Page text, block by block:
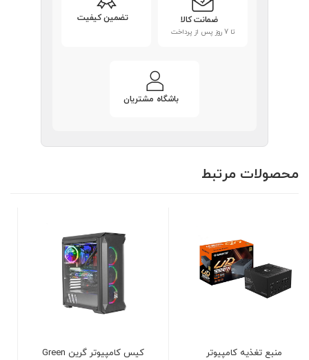
ضمانت کالا
تا 7 روز پس از پرداخت
تضمین کیفیت
باشگاه مشتریان
محصولات مرتبط
کیس کامپیوتر گرین Green
خنک کننده مایع